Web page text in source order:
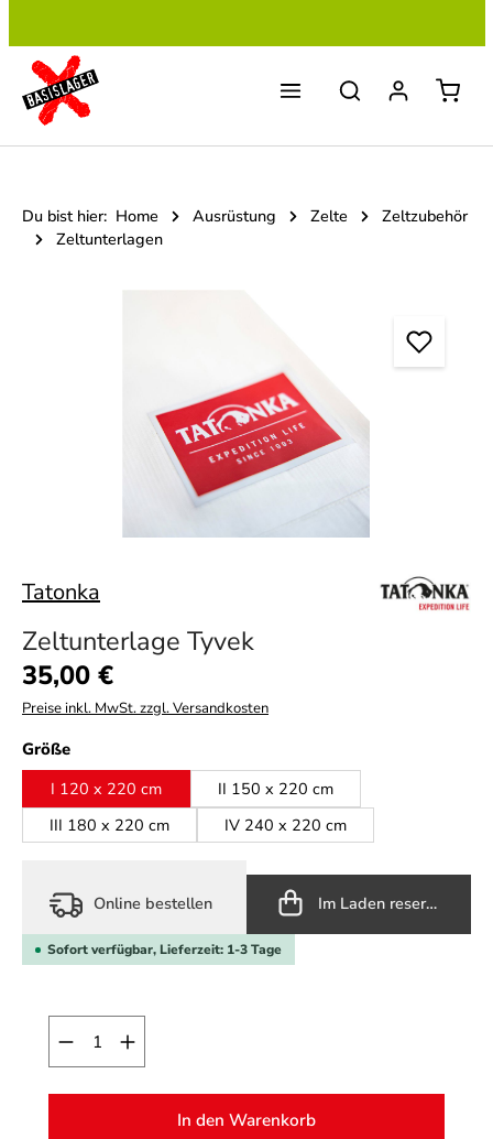
Du bist hier: Home Ausrüstung Zelte
Zeltzubehör
Zeltunterlagen
Tatonka
Zeltunterlage Tyvek
Regulärer Preis:
35,00 €
Preise inkl. MwSt. zzgl. Versandkosten
Größeauswählen
I 120 x 220 cm
II 150 x 220 cm
III 180 x 220 cm
IV 240 x 220 cm
Online bestellen Im Laden reservieren
Sofort verfügbar, Lieferzeit: 1-3 Tage
Produkt Anzahl: Gib den gewünschten Wert
In den Warenkorb